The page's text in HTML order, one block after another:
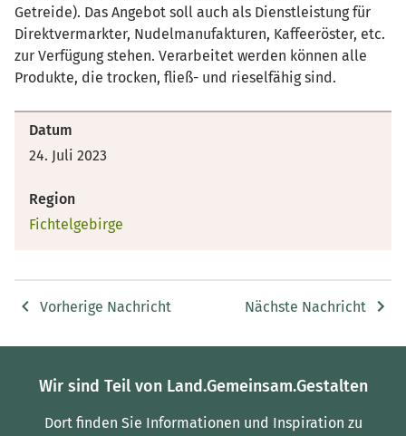
Getreide). Das Angebot soll auch als Dienstleistung für
Direktvermarkter, Nudelmanufakturen, Kaffeeröster, etc.
zur Verfügung stehen. Verarbeitet werden können alle
Produkte, die trocken, fließ- und rieselfähig sind.
Datum
24. Juli 2023
Region
Fichtelgebirge
Vorherige Nachricht Nächste Nachricht
Wir sind Teil von Land.Gemeinsam.Gestalten
Dort finden Sie Informationen und Inspiration zu